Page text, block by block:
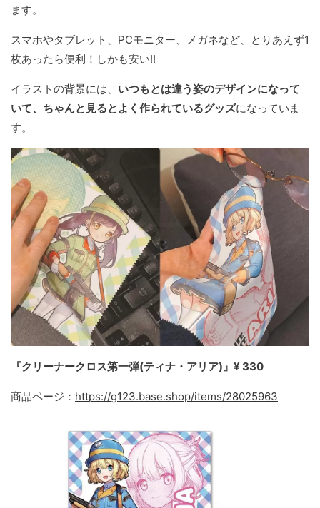
ます。
スマホやタブレット、PCモニター、メガネなど、とりあえず1
枚あったら便利！しかも安い!!
イラストの背景には、 いつもとは違う姿のデザインになって
いて、ちゃんと見るとよく作られているグッズになっていま
す。
『クリーナークロス第一弾(ティナ・アリア)』¥ 330
商品ページ： https://g123.base.shop/items/28025963